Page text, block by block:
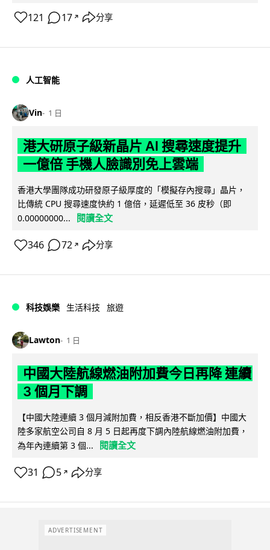
121 17 ↗ 分享
人工智能
Vin 1 日
港大研原子級新晶片 AI 搜尋速度提升
一億倍 手機人臉識別免上雲端
香港大學團隊成功研發原子級厚度的「模擬存內搜尋」晶片，
比傳統 CPU 搜尋速度快約 1 億倍，延遲低至 36 皮秒（即
0.00000000...
閱讀全文
346 72 ↗ 分享
科技娛樂 生活科技 旅遊
Lawton 1 日
中國大陸航線燃油附加費今日再降 連續
3 個月下調
【中國大陸連續 3 個月減附加費，相反香港不斷加價】中國大
陸多家航空公司自 8 月 5 日起再度下調內陸航線燃油附加費，
為年內連續第 3 個...
閱讀全文
31 5 ↗ 分享
ADVERTISEMENT